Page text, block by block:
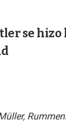
se hizo